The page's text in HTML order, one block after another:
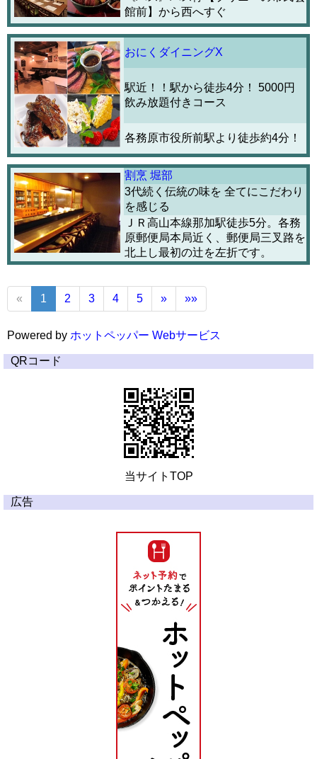
館前】から西へすぐ
おにくダイニングX
駅近！！駅から徒歩4分！ 5000円
飲み放題付きコース
各務原市役所前駅より徒歩約4分！
割烹 堀部
3代続く伝統の味を 全てにこだわり
を感じる
ＪＲ高山本線那加駅徒歩5分。各務
原郵便局本局近く、郵便局三叉路を
北上し最初の辻を左折です。
« 1 2 3 4 5 » »»
Powered by ホットペッパー Webサービス
QRコード
当サイトTOP
広告